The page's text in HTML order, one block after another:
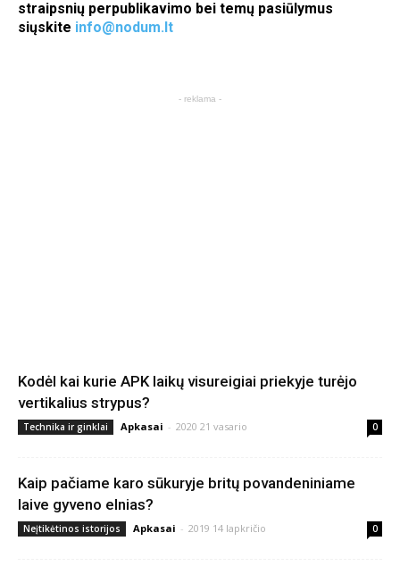
straipsnių perpublikavimo bei temų pasiūlymus
siųskite info@nodum.lt
- reklama -
Kodėl kai kurie APK laikų visureigiai priekyje turėjo
vertikalius strypus?
Technika ir ginklai Apkasai - 2020 21 vasario 0
Kaip pačiame karo sūkuryje britų povandeniniame
laive gyveno elnias?
Neįtikėtinos istorijos Apkasai - 2019 14 lapkričio 0